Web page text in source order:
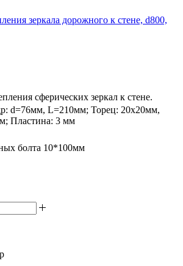
зеркала дорожного к стене, d800,
сферических зеркал к стене.
d=76мм, L=210мм; Торец: 20х20мм,
Пластина: 3 мм
болта 10*100мм